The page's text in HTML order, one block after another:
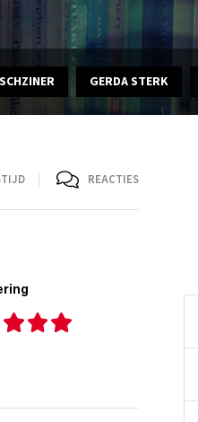
GERDA STERK
REACTIES